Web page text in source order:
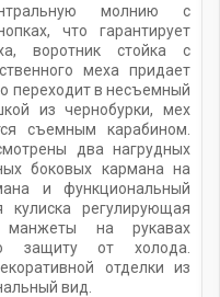
молнию с
что гарантирует
воротник стойка с
меха придает
переходит в несъемный
из чернобурки, мех
съемным карабином.
два нагрудных
боковых кармана на
и функциональный
кулиска регулирующая
манжеты на рукавах
защиту от холода.
отделки из
вид.